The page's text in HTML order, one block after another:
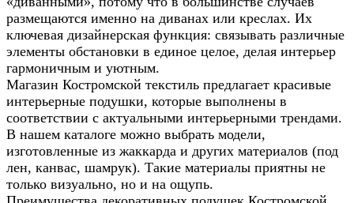
размещаются именно на диванах или креслах. Их
ключевая дизайнерская функция: связывать различные
элементы обстановки в единое целое, делая интерьер
гармоничным и уютным.
Магазин Костромской текстиль предлагает красивые
интерьерные подушки, которые выполнены в
соответствии с актуальными интерьерными трендами.
В нашем каталоге можно выбрать модели,
изготовленные из жаккарда и других материалов (под
лен, канвас, шамрук). Такие материалы приятны не
только визуально, но и на ощупь.